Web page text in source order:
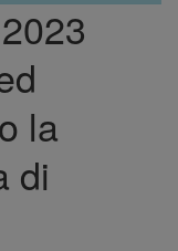
la
di